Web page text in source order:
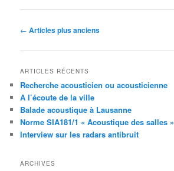
Navigation
articles
← Articles plus anciens
ARTICLES RÉCENTS
Recherche acousticien ou acousticienne
A l’écoute de la ville
Balade acoustique à Lausanne
Norme SIA181/1 « Acoustique des salles »
Interview sur les radars antibruit
ARCHIVES